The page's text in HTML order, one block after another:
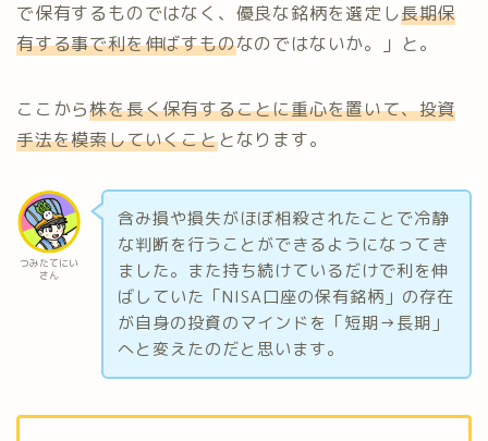
で保有するものではなく、優良な銘柄を選定し長期保
有する事で利を伸ばすものなのではないか。」と。
ここから株を長く保有することに重心を置いて、投資
手法を模索していくこととなります。
つみたてにい
さん
含み損や損失がほぼ相殺されたことで冷静
な判断を行うことができるようになってき
ました。また持ち続けているだけで利を伸
ばしていた「NISA口座の保有銘柄」の存在
が自身の投資のマインドを「短期→長期」
へと変えたのだと思います。